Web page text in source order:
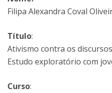
Filipa Alexandra Coval
Título:
Ativismo contra os
Estudo exploratório com
Curso: